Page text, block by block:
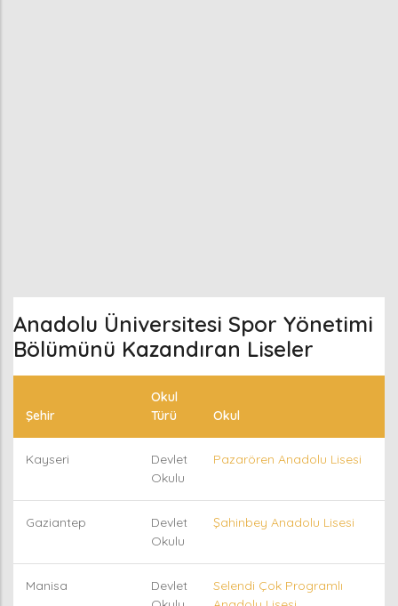
Anadolu Üniversitesi Spor Yönetimi
Bölümünü Kazandıran Liseler
Şehir
Okul
Türü
Okul
Kayseri
Devlet
Okulu
Pazarören Anadolu Lisesi
Gaziantep
Devlet
Okulu
Şahinbey Anadolu Lisesi
Manisa
Devlet
Selendi Çok Programlı